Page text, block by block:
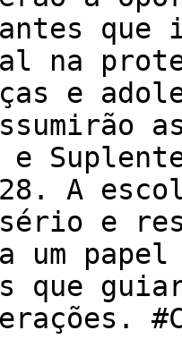
que
na
e
A
e
um
que